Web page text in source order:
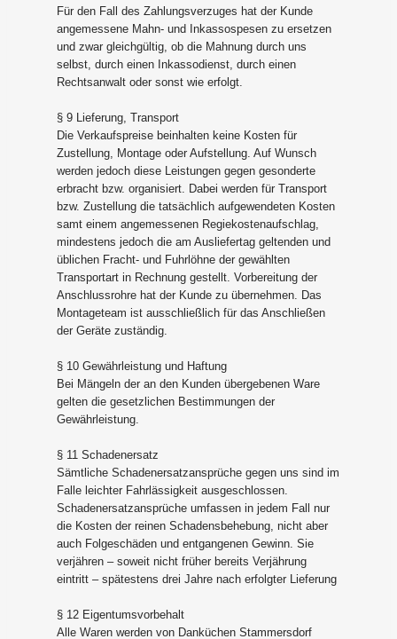
Für den Fall des Zahlungsverzuges hat der Kunde
angemessene Mahn- und Inkassospesen zu ersetzen
und zwar gleichgültig, ob die Mahnung durch uns
selbst, durch einen Inkassodienst, durch einen
Rechtsanwalt oder sonst wie erfolgt.
§ 9 Lieferung, Transport
Die Verkaufspreise beinhalten keine Kosten für
Zustellung, Montage oder Aufstellung. Auf Wunsch
werden jedoch diese Leistungen gegen gesonderte
erbracht bzw. organisiert. Dabei werden für Transport
bzw. Zustellung die tatsächlich aufgewendeten Kosten
samt einem angemessenen Regiekostenaufschlag,
mindestens jedoch die am Ausliefertag geltenden und
üblichen Fracht- und Fuhrlöhne der gewählten
Transportart in Rechnung gestellt. Vorbereitung der
Anschlussrohre hat der Kunde zu übernehmen. Das
Montageteam ist ausschließlich für das Anschließen
der Geräte zuständig.
§ 10 Gewährleistung und Haftung
Bei Mängeln der an den Kunden übergebenen Ware
gelten die gesetzlichen Bestimmungen der
Gewährleistung.
§ 11 Schadenersatz
Sämtliche Schadenersatzansprüche gegen uns sind im
Falle leichter Fahrlässigkeit ausgeschlossen.
Schadenersatzansprüche umfassen in jedem Fall nur
die Kosten der reinen Schadensbehebung, nicht aber
auch Folgeschäden und entgangenen Gewinn. Sie
verjähren – soweit nicht früher bereits Verjährung
eintritt – spätestens drei Jahre nach erfolgter Lieferung
§ 12 Eigentumsvorbehalt
Alle Waren werden von Danküchen Stammersdorf